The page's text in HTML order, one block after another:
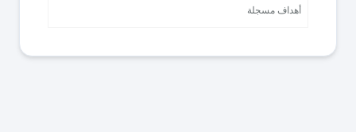
أهداف مسجلة